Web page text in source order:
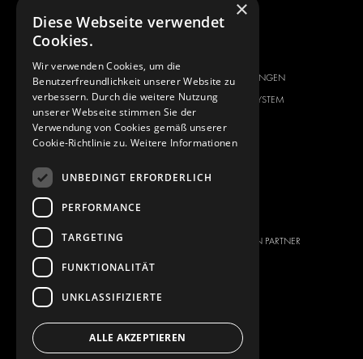
FAHRZEUGHERSTELLER
CITROËN
DACIA
FORD
IVECO
MAXUS
MERCEDES
NISSAN
PEUGEOT
RENAULT
TOYOTA
KOMPLETTLÖSUNGEN
ÜBER MODUL-SYSTEM
NEUIGKEITEN
KONTAKT
WERDEN SIE EIN PARTNER
×
Diese Webseite verwendet
Cookies.
Wir verwenden Cookies, um die
Benutzerfreundlichkeit unserer Website zu
verbessern. Durch die weitere Nutzung
unserer Webseite stimmen Sie der
Verwendung von Cookies gemäß unserer
Cookie-Richtlinie zu. Weitere Informationen
UNBEDINGT ERFORDERLICH
PERFORMANCE
TARGETING
FUNKTIONALITÄT
UNKLASSIFIZIERTE
ALLE AKZEPTIEREN